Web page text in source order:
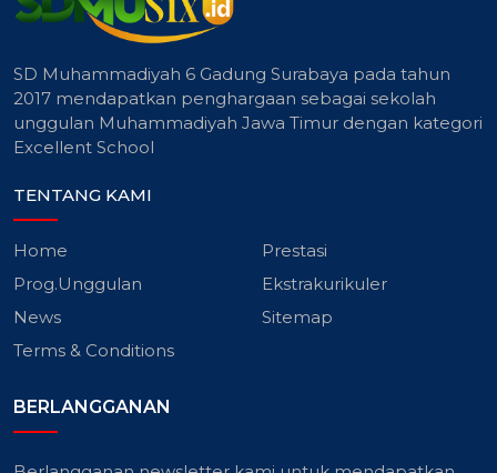
SD Muhammadiyah 6 Gadung Surabaya pada tahun
2017 mendapatkan penghargaan sebagai sekolah
unggulan Muhammadiyah Jawa Timur dengan kategori
Excellent School
TENTANG KAMI
Home
Prestasi
Prog.Unggulan
Ekstrakurikuler
News
Sitemap
Terms & Conditions
BERLANGGANAN